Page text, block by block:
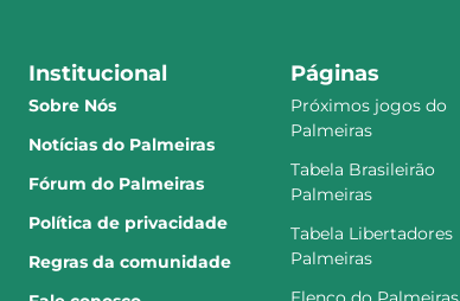
Institucional
Sobre Nós
Notícias do Palmeiras
Fórum do Palmeiras
Política de privacidade
Regras da comunidade
Páginas
Próximos jogos do
Palmeiras
Tabela Brasileirão
Palmeiras
Tabela Libertadores
Palmeiras